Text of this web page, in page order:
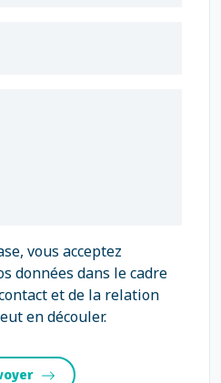
vous acceptez
données dans le cadre
et de la relation
en découler.